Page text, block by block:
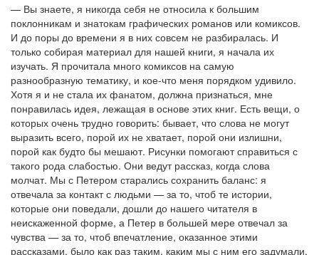
— Вы знаете, я никогда себя не относила к большим
поклонникам и знатокам графических романов или комиксов.
И до поры до времени я в них совсем не разбиралась. И
только собирая материал для нашей книги, я начала их
изучать. Я прочитала много комиксов на самую
разнообразную тематику, и кое-что меня порядком удивило.
Хотя я и не стала их фанатом, должна признаться, мне
понравилась идея, лежащая в основе этих книг. Есть вещи, о
которых очень трудно говорить: бывает, что слова не могут
выразить всего, порой их не хватает, порой они излишни,
порой как будто бы мешают. Рисунки помогают справиться с
такого рода слабостью. Они ведут рассказ, когда слова
молчат. Мы с Петером старались сохранить баланс: я
отвечала за контакт с людьми — за то, чтоб те истории,
которые они поведали, дошли до нашего читателя в
неискаженной форме, а Петер в большей мере отвечал за
чувства — за то, чтоб впечатление, оказанное этими
рассказами, было как раз таким, каким мы с ним его задумали.